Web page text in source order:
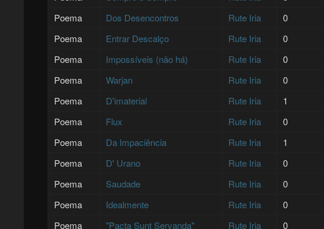
Poema
Dos Desencontros Rute Iria 0
Poema
Entrar Descalço Rute Iria 0
Poema
Impossíveis (não há) Rute Iria 0
Poema
Warjan Rute Iria 0
Poema
D'imaterial Rute Iria 1
Poema
Flux Rute Iria 0
Poema
Da Impaciência Rute Iria 1
Poema
D' Urano Rute Iria 0
Poema
Saudade Rute Iria 0
Poema
Idealmente Rute Iria 0
Poema
"Pacta Sunt Servanda" Rute Iria 0